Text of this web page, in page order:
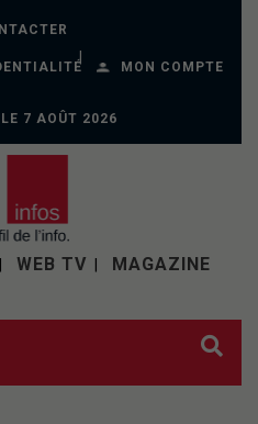
MON COMPTE
7 AOÛT 2026
WEB TV MAGAZINE